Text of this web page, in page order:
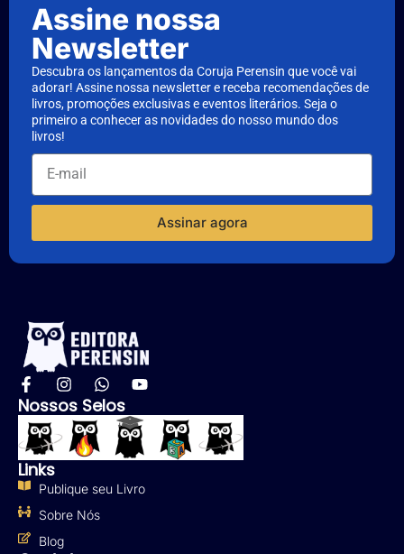
Assine nossa
Newsletter
Descubra os lançamentos da Coruja Perensin que você vai
adorar! Assine nossa newsletter e receba recomendações de
livros, promoções exclusivas e eventos literários. Seja o
primeiro a conhecer as novidades do nosso mundo dos
livros!
Assinar agora
Nossos Selos
Links
Publique seu Livro
Sobre Nós
Blog